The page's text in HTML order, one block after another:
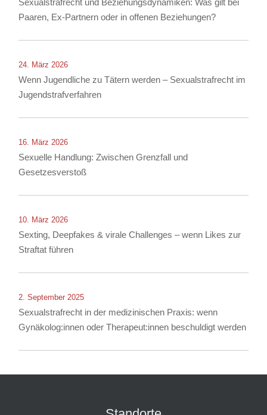
Sexualstrafrecht und Beziehungsdynamiken: Was gilt bei
Paaren, Ex-Partnern oder in offenen Beziehungen?
24. März 2026
Wenn Jugendliche zu Tätern werden – Sexualstrafrecht im
Jugendstrafverfahren
16. März 2026
Sexuelle Handlung: Zwischen Grenzfall und
Gesetzesverstoß
10. März 2026
Sexting, Deepfakes & virale Challenges – wenn Likes zur
Straftat führen
2. September 2025
Sexualstrafrecht in der medizinischen Praxis: wenn
Gynäkolog:innen oder Therapeut:innen beschuldigt werden